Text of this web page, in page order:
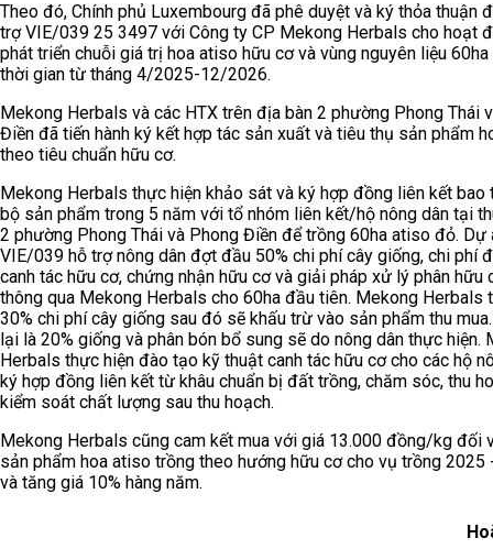
Theo đó, Chính phủ Luxembourg đã phê duyệt và ký thỏa thuận
trợ VIE/039 25 3497 với Công ty CP Mekong Herbals cho hoạt
phát triển chuỗi giá trị hoa atiso hữu cơ và vùng nguyên liệu
thời gian từ tháng 4/2025-12/2026.
Mekong Herbals và các HTX trên địa bàn 2 phường Phong Thái
Điền đã tiến hành ký kết hợp tác sản xuất và tiêu thụ sản phẩm
theo tiêu chuẩn hữu cơ.
Mekong Herbals thực hiện khảo sát và ký hợp đồng liên kết bao
bộ sản phẩm trong 5 năm với tổ nhóm liên kết/hộ nông dân tại
2 phường Phong Thái và Phong Điền để trồng 60ha atiso đỏ. Dự
VIE/039 hỗ trợ nông dân đợt đầu 50% chi phí cây giống, chi phí
canh tác hữu cơ, chứng nhận hữu cơ và giải pháp xử lý phân hữu
thông qua Mekong Herbals cho 60ha đầu tiên. Mekong Herbals
30% chi phí cây giống sau đó sẽ khấu trừ vào sản phẩm thu
lại là 20% giống và phân bón bổ sung sẽ do nông dân thực hiện.
Herbals thực hiện đào tạo kỹ thuật canh tác hữu cơ cho các hộ
ký hợp đồng liên kết từ khâu chuẩn bị đất trồng, chăm sóc, thu
kiểm soát chất lượng sau thu hoạch.
Mekong Herbals cũng cam kết mua với giá 13.000 đồng/kg đối
sản phẩm hoa atiso trồng theo hướng hữu cơ cho vụ trồng 2025
và tăng giá 10% hàng năm.